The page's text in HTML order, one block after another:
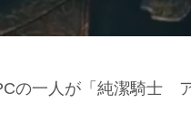
の一人が「純潔騎士